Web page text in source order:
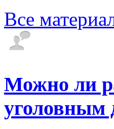
Все
Можно ли
уголовным